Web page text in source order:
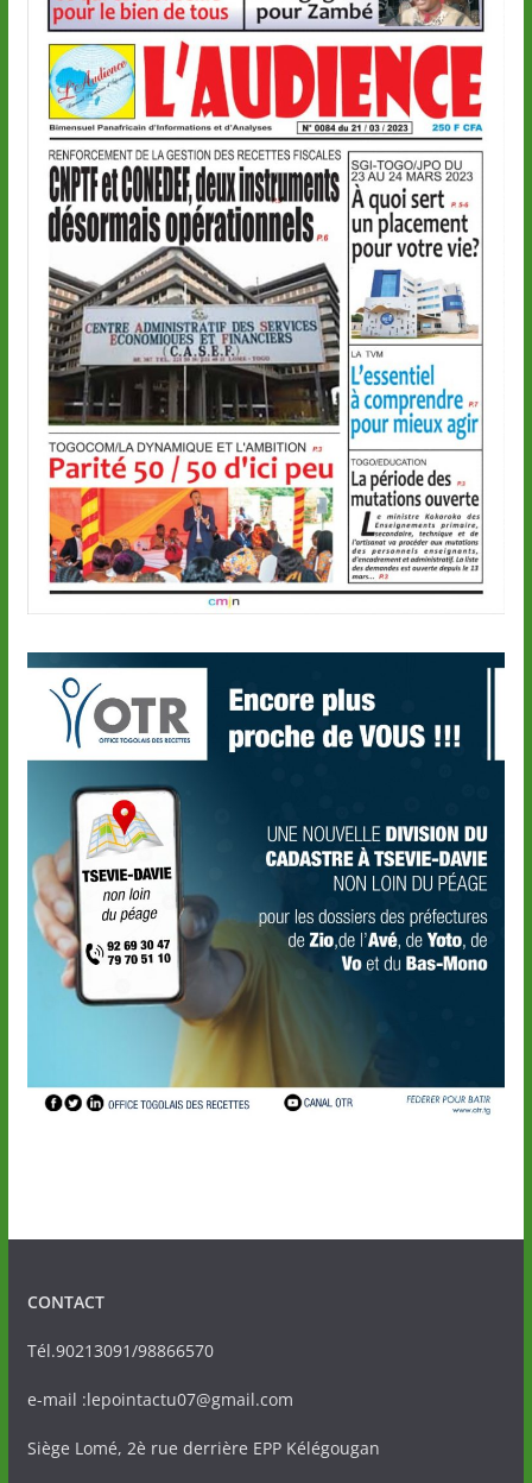
CONTACT
Tél.90213091/98866570
e-mail :lepointactu07@gmail.com
Siège Lomé, 2è rue derrière EPP Kélégougan